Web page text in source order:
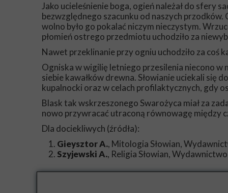
Jako ucieleśnienie boga, ogień należał do sfery
bezwzględnego szacunku od naszych przodków.
wolno było go pokalać niczym nieczystym.
płomień ostrego przedmiotu uchodziło za
Nawet przeklinanie przy ogniu uchodziło za coś
Ogniska w wigilię letniego przesilenia niecono w
siebie kawałków drewna. Słowianie uciekali się do
kupalnocki oraz w celach profilaktycznych, gdy
Blask tak wskrzeszonego Swarożyca miał za
nowo przywracać utraconą równowagę między
Dla dociekliwych (źródła):
Gieysztor A., Mitologia Słowian,
Szyjewski A., Religia Słowian,